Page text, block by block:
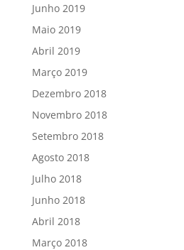
Junho 2019
Maio 2019
Abril 2019
Março 2019
Dezembro 2018
Novembro 2018
Setembro 2018
Agosto 2018
Julho 2018
Junho 2018
Abril 2018
Março 2018